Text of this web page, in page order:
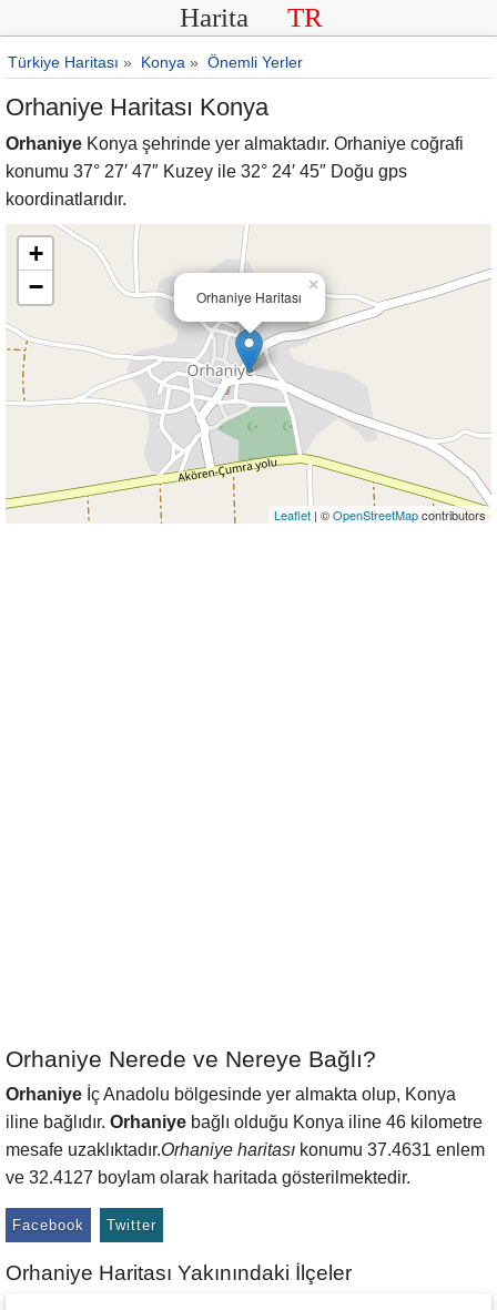
Harita TR
Türkiye Haritası » Konya » Önemli Yerler
Orhaniye Haritası Konya
Orhaniye Konya şehrinde yer almaktadır. Orhaniye coğrafi
konumu 37° 27′ 47″ Kuzey ile 32° 24′ 45″ Doğu gps
koordinatlarıdır.
Orhaniye Haritası
×
+
−
Leaflet | ©OpenStreetMapcontributors
Orhaniye Nerede ve Nereye Bağlı?
Orhaniye İç Anadolu bölgesinde yer almakta olup, Konya
iline bağlıdır. Orhaniye bağlı olduğu Konya iline 46 kilometre
mesafe uzaklıktadır.Orhaniye haritası konumu 37.4631 enlem
ve 32.4127 boylam olarak haritada gösterilmektedir.
Facebook Twitter
Orhaniye Haritası Yakınındaki İlçeler